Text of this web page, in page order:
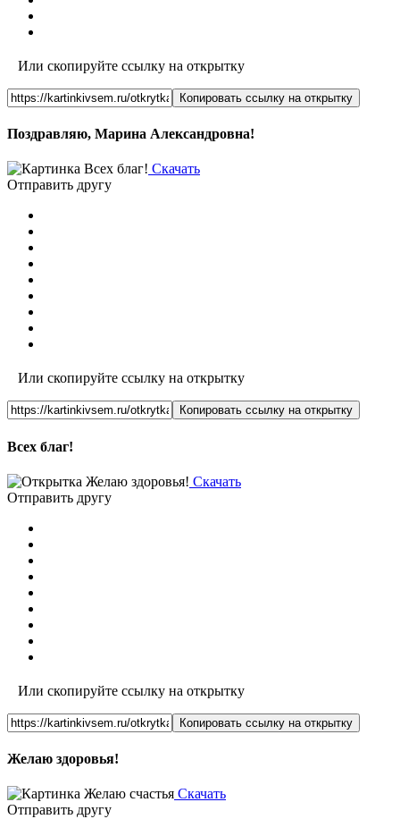
Или скопируйте ссылку на открытку
Копировать ссылку на открытку
Поздравляю, Марина Александровна!
Скачать
Отправить другу
Или скопируйте ссылку на открытку
Копировать ссылку на открытку
Всех благ!
Скачать
Отправить другу
Или скопируйте ссылку на открытку
Копировать ссылку на открытку
Желаю здоровья!
Скачать
Отправить другу